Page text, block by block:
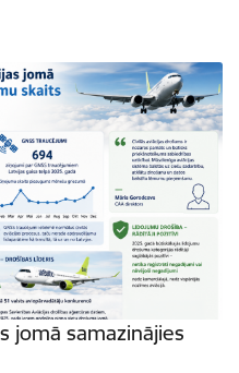
jomā samazinājies